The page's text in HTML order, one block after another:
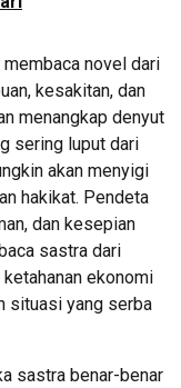
membaca novel dari
kesakitan, dan
menangkap denyut
sering luput dari
akan menyigi
hakikat. Pendeta
dan kesepian
sastra dari
ekonomi
situasi yang serba
sastra benar-benar